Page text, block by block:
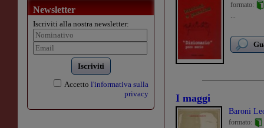
Newsletter
Iscriviti alla nostra newsletter:
Iscriviti
Accetto l'informativa sulla
privacy
formato:
...
I maggi
Baroni
formato: